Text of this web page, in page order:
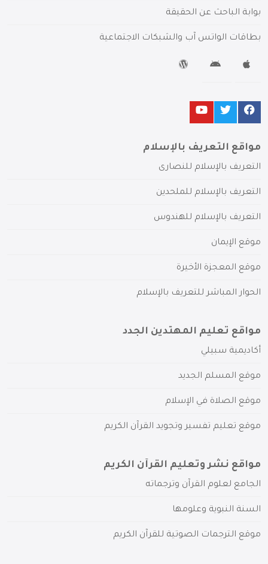
بوابة الباحث عن الحقيقة
بطاقات الواتس آب والشبكات الاجتماعية
مواقع التعريف بالإسلام
التعريف بالإسلام للنصارى
التعريف بالإسلام للملحدين
التعريف بالإسلام للهندوس
موقع الإيمان
موقع المعجزة الأخيرة
الحوار المباشر للتعريف بالإسلام
مواقع تعليم المهتدين الجدد
أكاديمية سبيلي
موقع المسلم الجديد
موقع الصلاة في الإسلام
موقع تعليم تفسير وتجويد القرآن الكريم
مواقع نشر وتعليم القرآن الكريم
الجامع لعلوم القرآن وترجماته
السنة النبوية وعلومها
موقع الترجمات الصوتية للقرآن الكريم